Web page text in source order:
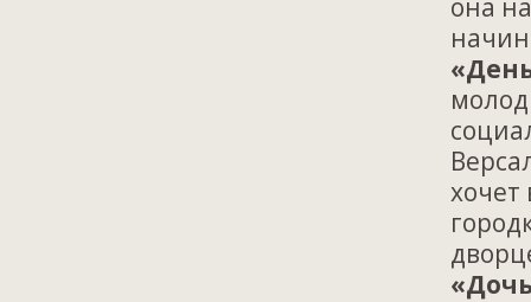
она
хочет